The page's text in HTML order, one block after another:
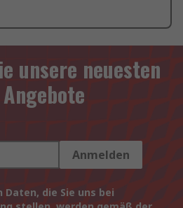
unsere neuesten
Anmelden
Daten, die Sie uns bei